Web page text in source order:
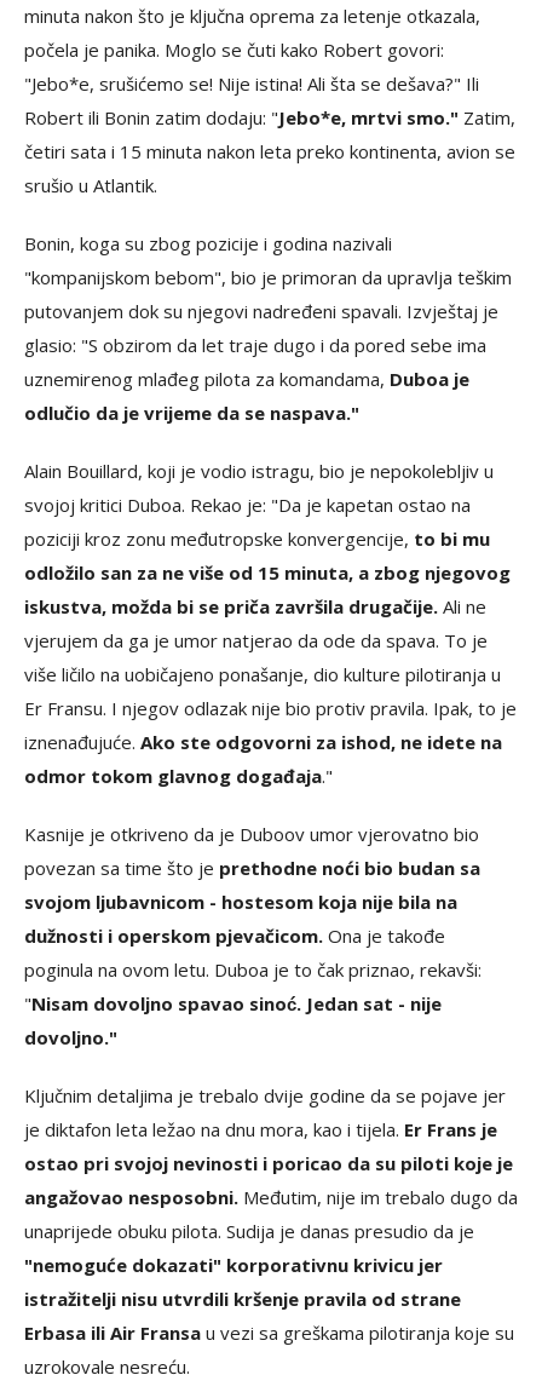
minuta nakon što je ključna oprema za letenje otkazala,
počela je panika. Moglo se čuti kako Robert govori:
"Jebo*e, srušićemo se! Nije istina! Ali šta se dešava?" Ili
Robert ili Bonin zatim dodaju: "Jebo*e, mrtvi smo." Zatim,
četiri sata i 15 minuta nakon leta preko kontinenta, avion se
srušio u Atlantik.
Bonin, koga su zbog pozicije i godina nazivali
"kompanijskom bebom", bio je primoran da upravlja teškim
putovanjem dok su njegovi nadređeni spavali. Izvještaj je
glasio: "S obzirom da let traje dugo i da pored sebe ima
uznemirenog mlađeg pilota za komandama, Duboa je
odlučio da je vrijeme da se naspava."
Alain Bouillard, koji je vodio istragu, bio je nepokolebljiv u
svojoj kritici Duboa. Rekao je: "Da je kapetan ostao na
poziciji kroz zonu međutropske konvergencije, to bi mu
odložilo san za ne više od 15 minuta, a zbog njegovog
iskustva, možda bi se priča završila drugačije. Ali ne
vjerujem da ga je umor natjerao da ode da spava. To je
više ličilo na uobičajeno ponašanje, dio kulture pilotiranja u
Er Fransu. I njegov odlazak nije bio protiv pravila. Ipak, to je
iznenađujuće. Ako ste odgovorni za ishod, ne idete na
odmor tokom glavnog događaja."
Kasnije je otkriveno da je Duboov umor vjerovatno bio
povezan sa time što je prethodne noći bio budan sa
svojom ljubavnicom - hostesom koja nije bila na
dužnosti i operskom pjevačicom. Ona je takođe
poginula na ovom letu. Duboa je to čak priznao, rekavši:
"Nisam dovoljno spavao sinoć. Jedan sat - nije
dovoljno."
Ključnim detaljima je trebalo dvije godine da se pojave jer
je diktafon leta ležao na dnu mora, kao i tijela. Er Frans je
ostao pri svojoj nevinosti i poricao da su piloti koje je
angažovao nesposobni. Međutim, nije im trebalo dugo da
unaprijede obuku pilota. Sudija je danas presudio da je
"nemoguće dokazati" korporativnu krivicu jer
istražitelji nisu utvrdili kršenje pravila od strane
Erbasa ili Air Fransa u vezi sa greškama pilotiranja koje su
uzrokovale nesreću.